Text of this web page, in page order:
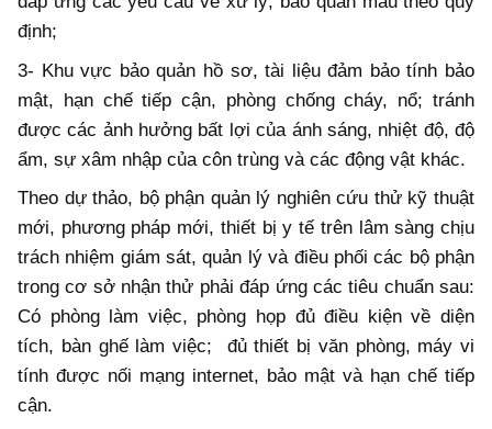
định;
3- Khu vực bảo quản hồ sơ, tài liệu đảm bảo tính bảo
mật, hạn chế tiếp cận, phòng chống cháy, nổ; tránh
được các ảnh hưởng bất lợi của ánh sáng, nhiệt độ, độ
ẩm, sự xâm nhập của côn trùng và các động vật khác.
Theo dự thảo, bộ phận quản lý nghiên cứu thử kỹ thuật
mới, phương pháp mới, thiết bị y tế trên lâm sàng chịu
trách nhiệm giám sát, quản lý và điều phối các bộ phận
trong cơ sở nhận thử phải đáp ứng các tiêu chuẩn sau:
Có phòng làm việc, phòng họp đủ điều kiện về diện
tích, bàn ghế làm việc; đủ thiết bị văn phòng, máy vi
tính được nối mạng internet, bảo mật và hạn chế tiếp
cận.